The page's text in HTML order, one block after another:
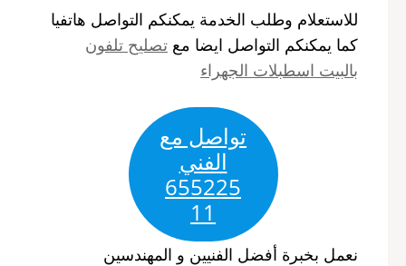
للاستعلام وطلب الخدمة يمكنكم التواصل هاتفيا
كما يمكنكم التواصل ايضا مع تصليح تلفون
بالبيت اسطبلات الجهراء
تواصل مع
الفني
655225
11
نعمل بخبرة أفضل الفنيين و المهندسين